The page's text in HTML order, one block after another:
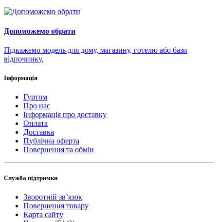
Допоможемо обрати
Підкажемо модель для дому, магазину, готелю або бази
відпочинку.
Інформація
Гуртом
Про нас
Інформація про доставку
Оплата
Доставка
Публічна оферта
Повернення та обмін
Служба підтримки
Зворотній зв’язок
Повернення товару
Карта сайту